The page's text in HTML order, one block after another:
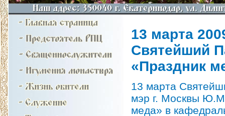
13 марта
Святейший
«Праздник
13 марта
мэр г. Москвы
меда» в